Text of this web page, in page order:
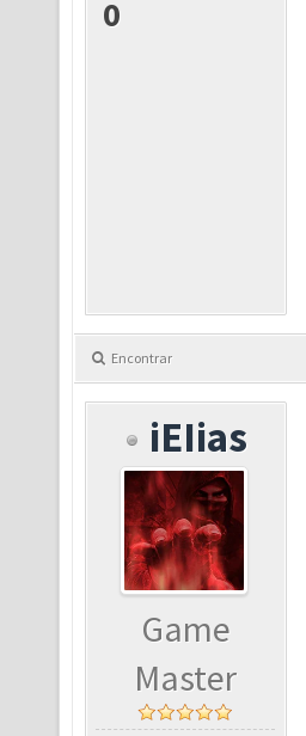
0
Encontrar
iEIias
Game
Master